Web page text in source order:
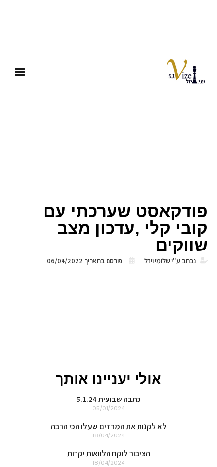
פודקאסט שערכתי עם
קובי קלי ,עדכון מצב
שווקים
נכתב ע"ישלומי ויזל פורסם בתאריך 06/04/2022
אולי יעניינו אותך
כתבה שבועית 5.1.24
05/01/2024
לא לקנות את המדדים שעלו הכי הרבה
18/04/2024
הציבור לוקח הלוואות יקרות
18/04/2024